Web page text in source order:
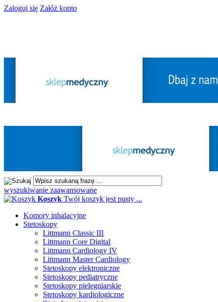
Zaloguj się Załóż konto
wyszukiwanie zaawansowane
Koszyk Twój koszyk jest pusty ...
Komory inhalacyjne
Stetoskopy
Littmann Classic III
Littmann Core Digital
Littmann Cardiology IV
Littmann Master Cardiology
Stetoskopy elektroniczne
Stetoskopy pediatryczne
Stetoskopy pielęgniarskie
Stetoskopy kardiologiczne